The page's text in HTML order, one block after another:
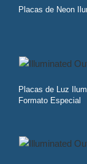
Placas de Neon
Placas de Luz
Formato Especial